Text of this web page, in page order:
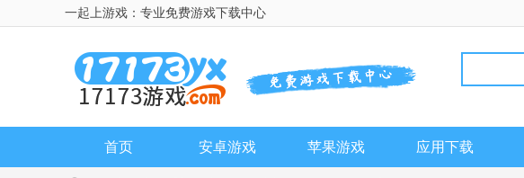
一起上游戏：专业免费游戏下载中心
首页 安卓游戏 苹果游戏 应用下载